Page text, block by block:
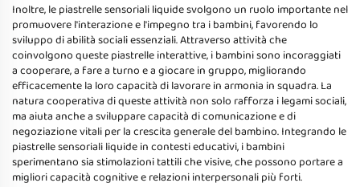
Inoltre, le piastrelle sensoriali liquide svolgono un ruolo importante nel
promuovere l'interazione e l'impegno tra i bambini, favorendo lo
sviluppo di abilità sociali essenziali. Attraverso attività che
coinvolgono queste piastrelle interattive, i bambini sono incoraggiati
a cooperare, a fare a turno e a giocare in gruppo, migliorando
efficacemente la loro capacità di lavorare in armonia in squadra. La
natura cooperativa di queste attività non solo rafforza i legami sociali,
ma aiuta anche a sviluppare capacità di comunicazione e di
negoziazione vitali per la crescita generale del bambino. Integrando le
piastrelle sensoriali liquide in contesti educativi, i bambini
sperimentano sia stimolazioni tattili che visive, che possono portare a
migliori capacità cognitive e relazioni interpersonali più forti.